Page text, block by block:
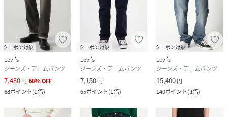
クーポン対象
Levi's
ジーンズ・デニムパンツ
7,480円 60%OFF
68ポイント(1倍)
クーポン対象
Levi's
ジーンズ・デニムパンツ
7,150円
65ポイント(1倍)
クーポン対象
Levi's
ジーンズ・デニムパンツ
15,400円
140ポイント(1倍)